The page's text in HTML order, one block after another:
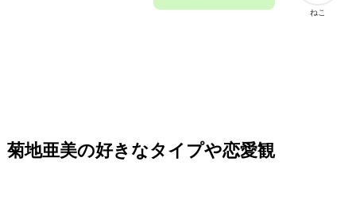
ねこ
菊地亜美の好きなタイプや恋愛観